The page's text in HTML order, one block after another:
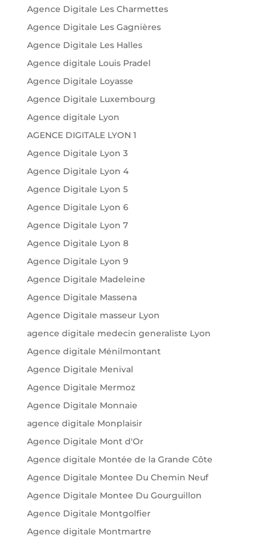
Agence Digitale Les Charmettes
Agence Digitale Les Gagnières
Agence Digitale Les Halles
Agence digitale Louis Pradel
Agence Digitale Loyasse
Agence Digitale Luxembourg
Agence digitale Lyon
AGENCE DIGITALE LYON 1
Agence Digitale Lyon 3
Agence Digitale Lyon 4
Agence Digitale Lyon 5
Agence Digitale Lyon 6
Agence Digitale Lyon 7
Agence Digitale Lyon 8
Agence Digitale Lyon 9
Agence Digitale Madeleine
Agence Digitale Massena
Agence Digitale masseur Lyon
agence digitale medecin generaliste Lyon
Agence digitale Ménilmontant
Agence Digitale Menival
Agence Digitale Mermoz
Agence Digitale Monnaie
agence digitale Monplaisir
Agence Digitale Mont d'Or
Agence digitale Montée de la Grande Côte
Agence Digitale Montee Du Chemin Neuf
Agence Digitale Montee Du Gourguillon
Agence Digitale Montgolfier
Agence digitale Montmartre